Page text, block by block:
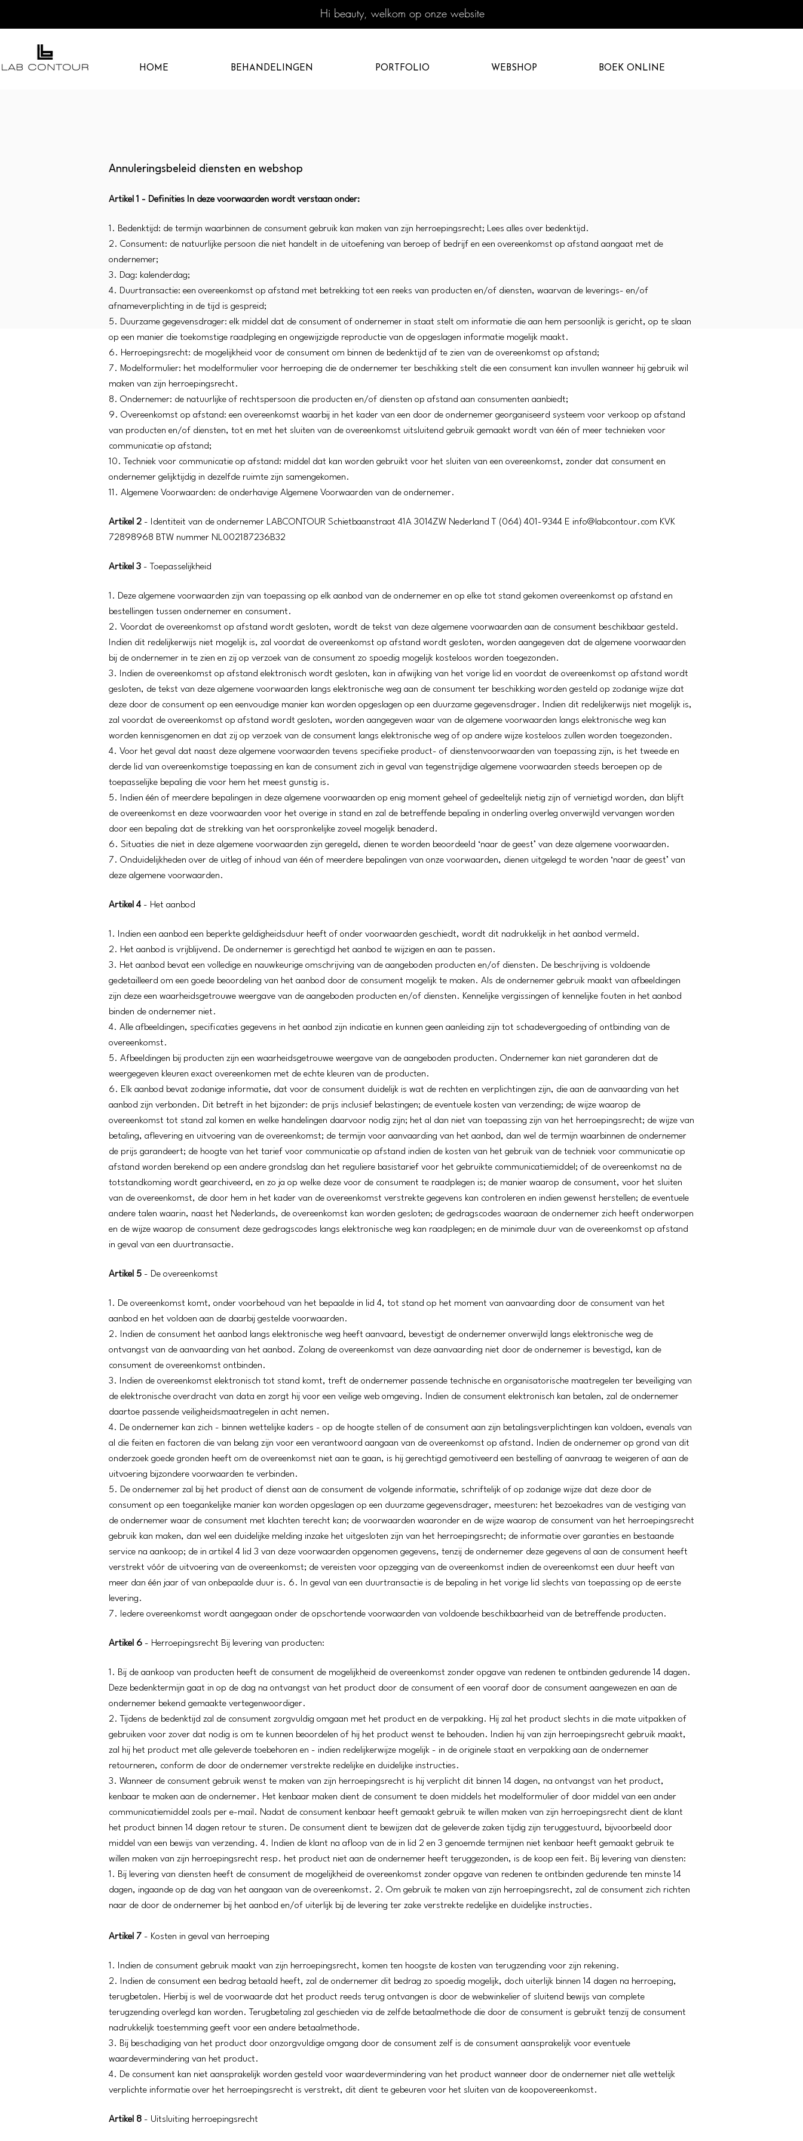
Hi beauty, welkom op onze website
HOME BEHANDELINGEN PORTFOLIO WEBSHOP BOEK ONLINE
Annuleringsbeleid diensten en webshop
Artikel 1 - Definities In deze voorwaarden wordt verstaan onder:
1. Bedenktijd: de termijn waarbinnen de consument gebruik kan maken van zijn herroepingsrecht; Lees alles over bedenktijd.
2. Consument: de natuurlijke persoon die niet handelt in de uitoefening van beroep of bedrijf en een overeenkomst op afstand aangaat met de
ondernemer;
3. Dag: kalenderdag;
4. Duurtransactie: een overeenkomst op afstand met betrekking tot een reeks van producten en/of diensten, waarvan de leverings- en/of
afnameverplichting in de tijd is gespreid;
5. Duurzame gegevensdrager: elk middel dat de consument of ondernemer in staat stelt om informatie die aan hem persoonlijk is gericht, op te slaan
op een manier die toekomstige raadpleging en ongewijzigde reproductie van de opgeslagen informatie mogelijk maakt.
6. Herroepingsrecht: de mogelijkheid voor de consument om binnen de bedenktijd af te zien van de overeenkomst op afstand;
7. Modelformulier: het modelformulier voor herroeping die de ondernemer ter beschikking stelt die een consument kan invullen wanneer hij gebruik wil
maken van zijn herroepingsrecht.
8. Ondernemer: de natuurlijke of rechtspersoon die producten en/of diensten op afstand aan consumenten aanbiedt;
9. Overeenkomst op afstand: een overeenkomst waarbij in het kader van een door de ondernemer georganiseerd systeem voor verkoop op afstand
van producten en/of diensten, tot en met het sluiten van de overeenkomst uitsluitend gebruik gemaakt wordt van één of meer technieken voor
communicatie op afstand;
10. Techniek voor communicatie op afstand: middel dat kan worden gebruikt voor het sluiten van een overeenkomst, zonder dat consument en
ondernemer gelijktijdig in dezelfde ruimte zijn samengekomen.
11. Algemene Voorwaarden: de onderhavige Algemene Voorwaarden van de ondernemer.
Artikel 2 - Identiteit van de ondernemer LABCONTOUR Schietbaanstraat 41A 3014ZW Nederland T (064) 401-9344 E info@labcontour.com KVK
72898968 BTW nummer NL002187236B32
Artikel 3 - Toepasselijkheid
1. Deze algemene voorwaarden zijn van toepassing op elk aanbod van de ondernemer en op elke tot stand gekomen overeenkomst op afstand en
bestellingen tussen ondernemer en consument.
2. Voordat de overeenkomst op afstand wordt gesloten, wordt de tekst van deze algemene voorwaarden aan de consument beschikbaar gesteld.
Indien dit redelijkerwijs niet mogelijk is, zal voordat de overeenkomst op afstand wordt gesloten, worden aangegeven dat de algemene voorwaarden
bij de ondernemer in te zien en zij op verzoek van de consument zo spoedig mogelijk kosteloos worden toegezonden.
3. Indien de overeenkomst op afstand elektronisch wordt gesloten, kan in afwijking van het vorige lid en voordat de overeenkomst op afstand wordt
gesloten, de tekst van deze algemene voorwaarden langs elektronische weg aan de consument ter beschikking worden gesteld op zodanige wijze dat
deze door de consument op een eenvoudige manier kan worden opgeslagen op een duurzame gegevensdrager. Indien dit redelijkerwijs niet mogelijk is,
zal voordat de overeenkomst op afstand wordt gesloten, worden aangegeven waar van de algemene voorwaarden langs elektronische weg kan
worden kennisgenomen en dat zij op verzoek van de consument langs elektronische weg of op andere wijze kosteloos zullen worden toegezonden.
4. Voor het geval dat naast deze algemene voorwaarden tevens specifieke product- of dienstenvoorwaarden van toepassing zijn, is het tweede en
derde lid van overeenkomstige toepassing en kan de consument zich in geval van tegenstrijdige algemene voorwaarden steeds beroepen op de
toepasselijke bepaling die voor hem het meest gunstig is.
5. Indien één of meerdere bepalingen in deze algemene voorwaarden op enig moment geheel of gedeeltelijk nietig zijn of vernietigd worden, dan blijft
de overeenkomst en deze voorwaarden voor het overige in stand en zal de betreffende bepaling in onderling overleg onverwijld vervangen worden
door een bepaling dat de strekking van het oorspronkelijke zoveel mogelijk benaderd.
6. Situaties die niet in deze algemene voorwaarden zijn geregeld, dienen te worden beoordeeld ‘naar de geest’ van deze algemene voorwaarden.
7. Onduidelijkheden over de uitleg of inhoud van één of meerdere bepalingen van onze voorwaarden, dienen uitgelegd te worden ‘naar de geest’ van
deze algemene voorwaarden.
Artikel 4 - Het aanbod
1. Indien een aanbod een beperkte geldigheidsduur heeft of onder voorwaarden geschiedt, wordt dit nadrukkelijk in het aanbod vermeld.
2. Het aanbod is vrijblijvend. De ondernemer is gerechtigd het aanbod te wijzigen en aan te passen.
3. Het aanbod bevat een volledige en nauwkeurige omschrijving van de aangeboden producten en/of diensten. De beschrijving is voldoende
gedetailleerd om een goede beoordeling van het aanbod door de consument mogelijk te maken. Als de ondernemer gebruik maakt van afbeeldingen
zijn deze een waarheidsgetrouwe weergave van de aangeboden producten en/of diensten. Kennelijke vergissingen of kennelijke fouten in het aanbod
binden de ondernemer niet.
4. Alle afbeeldingen, specificaties gegevens in het aanbod zijn indicatie en kunnen geen aanleiding zijn tot schadevergoeding of ontbinding van de
overeenkomst.
5. Afbeeldingen bij producten zijn een waarheidsgetrouwe weergave van de aangeboden producten. Ondernemer kan niet garanderen dat de
weergegeven kleuren exact overeenkomen met de echte kleuren van de producten.
6. Elk aanbod bevat zodanige informatie, dat voor de consument duidelijk is wat de rechten en verplichtingen zijn, die aan de aanvaarding van het
aanbod zijn verbonden. Dit betreft in het bijzonder: de prijs inclusief belastingen; de eventuele kosten van verzending; de wijze waarop de
overeenkomst tot stand zal komen en welke handelingen daarvoor nodig zijn; het al dan niet van toepassing zijn van het herroepingsrecht; de wijze van
betaling, aflevering en uitvoering van de overeenkomst; de termijn voor aanvaarding van het aanbod, dan wel de termijn waarbinnen de ondernemer
de prijs garandeert; de hoogte van het tarief voor communicatie op afstand indien de kosten van het gebruik van de techniek voor communicatie op
afstand worden berekend op een andere grondslag dan het reguliere basistarief voor het gebruikte communicatiemiddel; of de overeenkomst na de
totstandkoming wordt gearchiveerd, en zo ja op welke deze voor de consument te raadplegen is; de manier waarop de consument, voor het sluiten
van de overeenkomst, de door hem in het kader van de overeenkomst verstrekte gegevens kan controleren en indien gewenst herstellen; de eventuele
andere talen waarin, naast het Nederlands, de overeenkomst kan worden gesloten; de gedragscodes waaraan de ondernemer zich heeft onderworpen
en de wijze waarop de consument deze gedragscodes langs elektronische weg kan raadplegen; en de minimale duur van de overeenkomst op afstand
in geval van een duurtransactie.
Artikel 5 - De overeenkomst
1. De overeenkomst komt, onder voorbehoud van het bepaalde in lid 4, tot stand op het moment van aanvaarding door de consument van het
aanbod en het voldoen aan de daarbij gestelde voorwaarden.
2. Indien de consument het aanbod langs elektronische weg heeft aanvaard, bevestigt de ondernemer onverwijld langs elektronische weg de
ontvangst van de aanvaarding van het aanbod. Zolang de overeenkomst van deze aanvaarding niet door de ondernemer is bevestigd, kan de
consument de overeenkomst ontbinden.
3. Indien de overeenkomst elektronisch tot stand komt, treft de ondernemer passende technische en organisatorische maatregelen ter beveiliging van
de elektronische overdracht van data en zorgt hij voor een veilige web omgeving. Indien de consument elektronisch kan betalen, zal de ondernemer
daartoe passende veiligheidsmaatregelen in acht nemen.
4. De ondernemer kan zich - binnen wettelijke kaders - op de hoogte stellen of de consument aan zijn betalingsverplichtingen kan voldoen, evenals van
al die feiten en factoren die van belang zijn voor een verantwoord aangaan van de overeenkomst op afstand. Indien de ondernemer op grond van dit
onderzoek goede gronden heeft om de overeenkomst niet aan te gaan, is hij gerechtigd gemotiveerd een bestelling of aanvraag te weigeren of aan de
uitvoering bijzondere voorwaarden te verbinden.
5. De ondernemer zal bij het product of dienst aan de consument de volgende informatie, schriftelijk of op zodanige wijze dat deze door de
consument op een toegankelijke manier kan worden opgeslagen op een duurzame gegevensdrager, meesturen: het bezoekadres van de vestiging van
de ondernemer waar de consument met klachten terecht kan; de voorwaarden waaronder en de wijze waarop de consument van het herroepingsrecht
gebruik kan maken, dan wel een duidelijke melding inzake het uitgesloten zijn van het herroepingsrecht; de informatie over garanties en bestaande
service na aankoop; de in artikel 4 lid 3 van deze voorwaarden opgenomen gegevens, tenzij de ondernemer deze gegevens al aan de consument heeft
verstrekt vóór de uitvoering van de overeenkomst; de vereisten voor opzegging van de overeenkomst indien de overeenkomst een duur heeft van
meer dan één jaar of van onbepaalde duur is. 6. In geval van een duurtransactie is de bepaling in het vorige lid slechts van toepassing op de eerste
levering.
7. Iedere overeenkomst wordt aangegaan onder de opschortende voorwaarden van voldoende beschikbaarheid van de betreffende producten.
Artikel 6 - Herroepingsrecht Bij levering van producten:
1. Bij de aankoop van producten heeft de consument de mogelijkheid de overeenkomst zonder opgave van redenen te ontbinden gedurende 14 dagen.
Deze bedenktermijn gaat in op de dag na ontvangst van het product door de consument of een vooraf door de consument aangewezen en aan de
ondernemer bekend gemaakte vertegenwoordiger.
2. Tijdens de bedenktijd zal de consument zorgvuldig omgaan met het product en de verpakking. Hij zal het product slechts in die mate uitpakken of
gebruiken voor zover dat nodig is om te kunnen beoordelen of hij het product wenst te behouden. Indien hij van zijn herroepingsrecht gebruik maakt,
zal hij het product met alle geleverde toebehoren en - indien redelijkerwijze mogelijk - in de originele staat en verpakking aan de ondernemer
retourneren, conform de door de ondernemer verstrekte redelijke en duidelijke instructies.
3. Wanneer de consument gebruik wenst te maken van zijn herroepingsrecht is hij verplicht dit binnen 14 dagen, na ontvangst van het product,
kenbaar te maken aan de ondernemer. Het kenbaar maken dient de consument te doen middels het modelformulier of door middel van een ander
communicatiemiddel zoals per e-mail. Nadat de consument kenbaar heeft gemaakt gebruik te willen maken van zijn herroepingsrecht dient de klant
het product binnen 14 dagen retour te sturen. De consument dient te bewijzen dat de geleverde zaken tijdig zijn teruggestuurd, bijvoorbeeld door
middel van een bewijs van verzending. 4. Indien de klant na afloop van de in lid 2 en 3 genoemde termijnen niet kenbaar heeft gemaakt gebruik te
willen maken van zijn herroepingsrecht resp. het product niet aan de ondernemer heeft teruggezonden, is de koop een feit. Bij levering van diensten:
1. Bij levering van diensten heeft de consument de mogelijkheid de overeenkomst zonder opgave van redenen te ontbinden gedurende ten minste 14
dagen, ingaande op de dag van het aangaan van de overeenkomst. 2. Om gebruik te maken van zijn herroepingsrecht, zal de consument zich richten
naar de door de ondernemer bij het aanbod en/of uiterlijk bij de levering ter zake verstrekte redelijke en duidelijke instructies.
Artikel 7 - Kosten in geval van herroeping
1. Indien de consument gebruik maakt van zijn herroepingsrecht, komen ten hoogste de kosten van terugzending voor zijn rekening.
2. Indien de consument een bedrag betaald heeft, zal de ondernemer dit bedrag zo spoedig mogelijk, doch uiterlijk binnen 14 dagen na herroeping,
terugbetalen. Hierbij is wel de voorwaarde dat het product reeds terug ontvangen is door de webwinkelier of sluitend bewijs van complete
terugzending overlegd kan worden. Terugbetaling zal geschieden via de zelfde betaalmethode die door de consument is gebruikt tenzij de consument
nadrukkelijk toestemming geeft voor een andere betaalmethode.
3. Bij beschadiging van het product door onzorgvuldige omgang door de consument zelf is de consument aansprakelijk voor eventuele
waardevermindering van het product.
4. De consument kan niet aansprakelijk worden gesteld voor waardevermindering van het product wanneer door de ondernemer niet alle wettelijk
verplichte informatie over het herroepingsrecht is verstrekt, dit dient te gebeuren voor het sluiten van de koopovereenkomst.
Artikel 8 - Uitsluiting herroepingsrecht